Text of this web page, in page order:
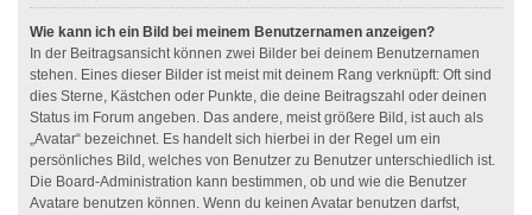
Wie kann ich ein Bild bei meinem Benutzernamen anzeigen?
In der Beitragsansicht können zwei Bilder bei deinem Benutzernamen
stehen. Eines dieser Bilder ist meist mit deinem Rang verknüpft: Oft sind
dies Sterne, Kästchen oder Punkte, die deine Beitragszahl oder deinen
Status im Forum angeben. Das andere, meist größere Bild, ist auch als
„Avatar“ bezeichnet. Es handelt sich hierbei in der Regel um ein
persönliches Bild, welches von Benutzer zu Benutzer unterschiedlich ist.
Die Board-Administration kann bestimmen, ob und wie die Benutzer
Avatare benutzen können. Wenn du keinen Avatar benutzen darfst,